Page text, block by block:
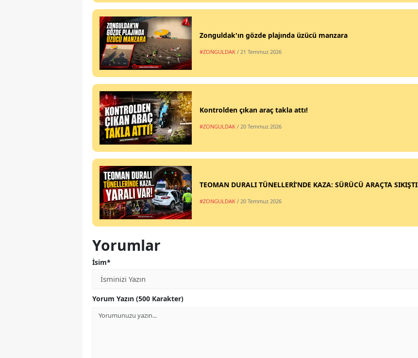
Zonguldak'ın gözde plajında üzücü manzara
#ZONGULDAK / 21 Temmuz 2026
Kontrolden çıkan araç takla attı!
#ZONGULDAK / 20 Temmuz 2026
TEOMAN DURALI TÜNELLERİ’NDE KAZA: SÜRÜCÜ ARAÇTA SIKIŞTI
#ZONGULDAK / 20 Temmuz 2026
Yorumlar
İsim*
Yorum Yazın (500 Karakter)